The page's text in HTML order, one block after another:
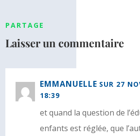
PARTAGE
Laisser un commentaire
EMMANUELLE SUR 27
18:39
et quand la question de
enfants est réglée, que